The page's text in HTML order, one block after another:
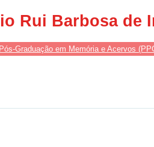
Rui Barbosa de
Graduação em Memória e Acervos